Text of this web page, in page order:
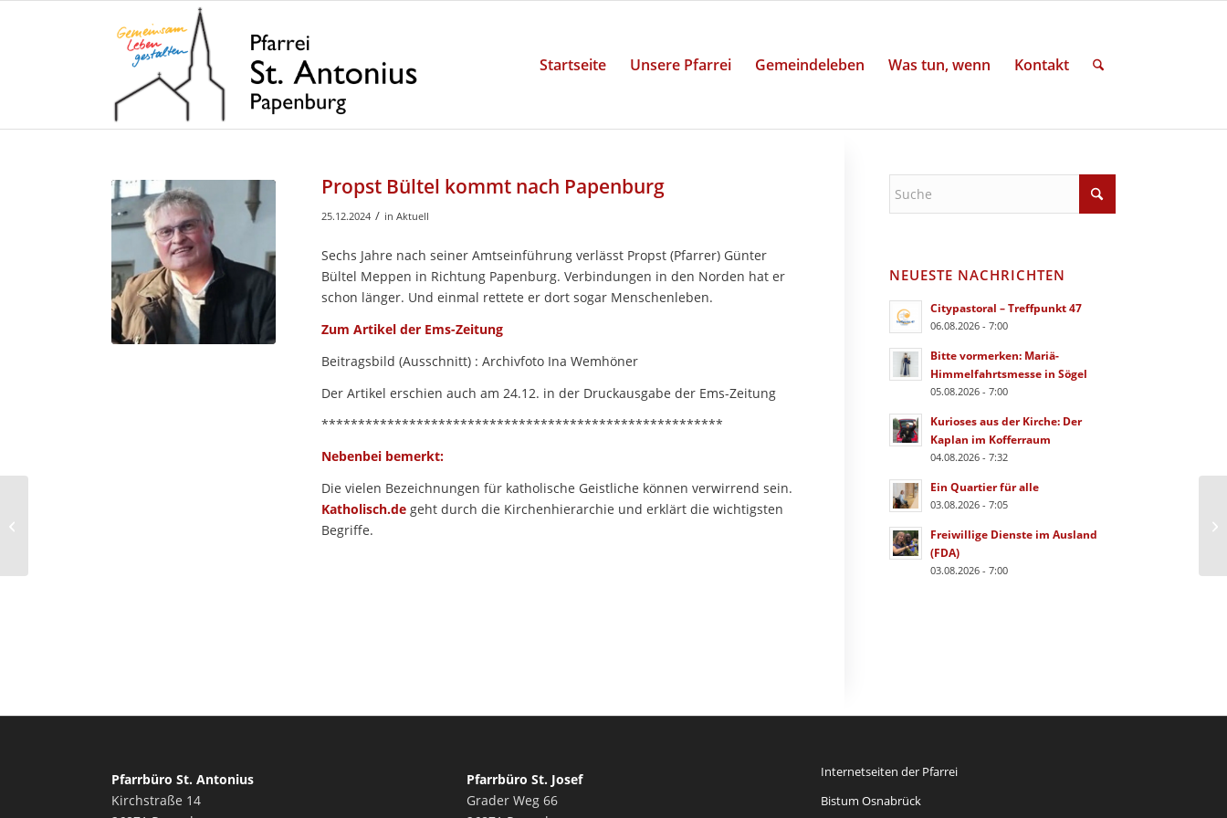
Startseite Unsere Pfarrei Gemeindeleben Was tun, wenn Kontakt
Propst Bültel kommt nach Papenburg
25.12.2024 / in Aktuell
Sechs Jahre nach seiner Amtseinführung verlässt Propst (Pfarrer) Günter
Bültel Meppen in Richtung Papenburg. Verbindungen in den Norden hat er
schon länger. Und einmal rettete er dort sogar Menschenleben.
Zum Artikel der Ems-Zeitung
Beitragsbild (Ausschnitt) : Archivfoto Ina Wemhöner
Der Artikel erschien auch am 24.12. in der Druckausgabe der Ems-Zeitung
*******************************************************
Nebenbei bemerkt:
Die vielen Bezeichnungen für katholische Geistliche können verwirrend sein.
Katholisch.de geht durch die Kirchenhierarchie und erklärt die wichtigsten
Begriffe.
NEUESTE NACHRICHTEN
Citypastoral – Treffpunkt 47
06.08.2026 - 7:00
Bitte vormerken: Mariä-
Himmelfahrtsmesse in Sögel
05.08.2026 - 7:00
Kurioses aus der Kirche: Der
Kaplan im Kofferraum
04.08.2026 - 7:32
Ein Quartier für alle
03.08.2026 - 7:05
Freiwillige Dienste im Ausland
(FDA)
03.08.2026 - 7:00
Pfarrbüro St. Antonius
Kirchstraße 14
Pfarrbüro St. Josef
Grader Weg 66
Internetseiten der Pfarrei
Bistum Osnabrück